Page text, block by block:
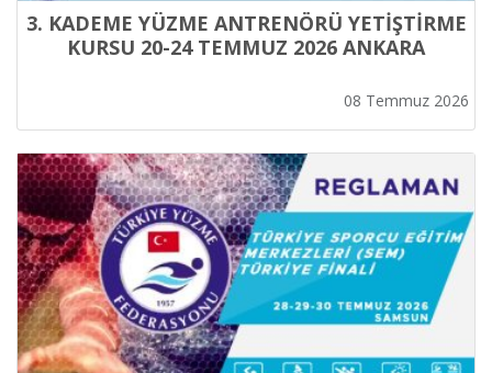
3. KADEME YÜZME ANTRENÖRÜ YETİŞTİRME
KURSU 20-24 TEMMUZ 2026 ANKARA
08 Temmuz 2026